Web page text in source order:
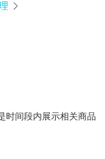

时间段内展示相关商品